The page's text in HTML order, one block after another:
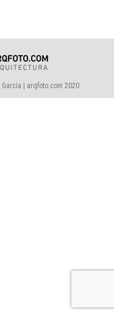
| arqfoto.com 2020